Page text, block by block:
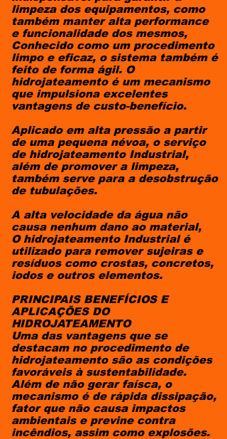
limpeza dos equipamentos, como
também manter alta performance
e funcionalidade dos mesmos,
Conhecido como um procedimento
limpo e eficaz, o sistema também é
feito de forma ágil. O
hidrojateamento é um mecanismo
que impulsiona excelentes
vantagens de custo-benefício.
Aplicado em alta pressão a partir
de uma pequena névoa, o serviço
de hidrojateamento Industrial,
além de promover a limpeza,
também serve para a desobstrução
de tubulações.
A alta velocidade da água não
causa nenhum dano ao material,
O hidrojateamento Industrial é
utilizado para remover sujeiras e
resíduos como crostas, concretos,
iodos e outros elementos.
PRINCIPAIS BENEFÍCIOS E
APLICAÇÕES DO
HIDROJATEAMENTO
Uma das vantagens que se
destacam no procedimento de
hidrojateamento são as condições
favoráveis à sustentabilidade.
Além de não gerar faísca, o
mecanismo é de rápida dissipação,
fator que não causa impactos
ambientais e previne contra
incêndios, assim como explosões.